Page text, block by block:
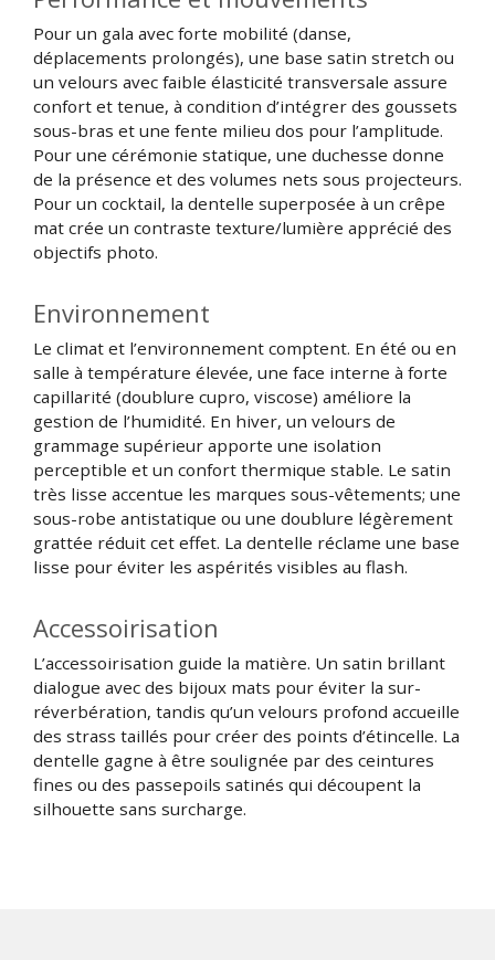
Pour un gala avec forte mobilité (danse,
déplacements prolongés), une base satin stretch ou
un velours avec faible élasticité transversale assure
confort et tenue, à condition d’intégrer des goussets
sous-bras et une fente milieu dos pour l’amplitude.
Pour une cérémonie statique, une duchesse donne
de la présence et des volumes nets sous projecteurs.
Pour un cocktail, la dentelle superposée à un crêpe
mat crée un contraste texture/lumière apprécié des
objectifs photo.
Environnement
Le climat et l’environnement comptent. En été ou en
salle à température élevée, une face interne à forte
capillarité (doublure cupro, viscose) améliore la
gestion de l’humidité. En hiver, un velours de
grammage supérieur apporte une isolation
perceptible et un confort thermique stable. Le satin
très lisse accentue les marques sous-vêtements; une
sous-robe antistatique ou une doublure légèrement
grattée réduit cet effet. La dentelle réclame une base
lisse pour éviter les aspérités visibles au flash.
Accessoirisation
L’accessoirisation guide la matière. Un satin brillant
dialogue avec des bijoux mats pour éviter la sur-
réverbération, tandis qu’un velours profond accueille
des strass taillés pour créer des points d’étincelle. La
dentelle gagne à être soulignée par des ceintures
fines ou des passepoils satinés qui découpent la
silhouette sans surcharge.